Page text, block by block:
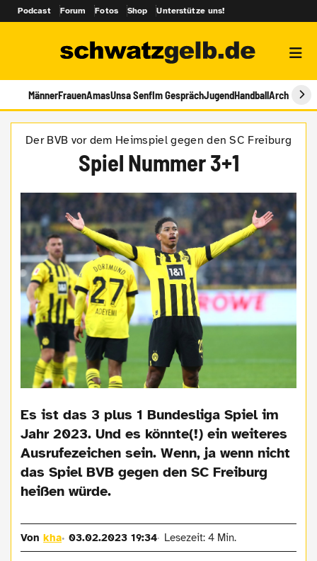
Podcast Forum Fotos Shop Unterstütze uns!
MännerFrauenAmasUnsa SenfIm GesprächJugendHandballArchiv
Der BVB vor dem Heimspiel gegen den SC Freiburg
Spiel Nummer 3+1
Es ist das 3 plus 1 Bundesliga Spiel im
Jahr 2023. Und es könnte(!) ein weiteres
Ausrufezeichen sein. Wenn, ja wenn nicht
das Spiel BVB gegen den SC Freiburg
heißen würde.
Vonkha 03.02.2023 19:34 Lesezeit: 4 Min.